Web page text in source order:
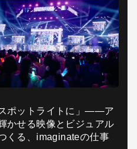
スポットライトに」――ア
かせる映像とビジュアル
くる、imaginateの仕事